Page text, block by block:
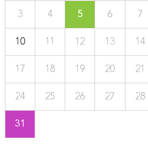
3 4 5 6 7
10 11 12 13 14
17 18 19 20 21
24 25 26 27 28
31